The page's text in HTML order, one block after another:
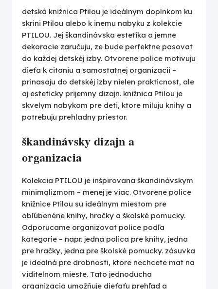
detská knižnica Ptilou je ideálnym doplnkom ku
skrini Ptilou alebo k inemu nabyku z kolekcie
PTILOU. Jej škandinávska estetika a jemne
dekoracie zaručuju, ze bude perfektne pasovat
do každej detskéj izby. Otvorene police motivuju
dieťa k citaniu a samostatnej organizacii –
prinasaju do detskéj izby nielen prakticnost, ale
aj esteticky prijemny dizajn. knižnica Ptilou je
skvelym nabykom pre deti, ktore miluju knihy a
potrebuju prehladny priestor.
škandinávsky dizajn a
organizacia
Kolekcia PTILOU je inšpirovana škandinávskym
minimalizmom – menej je viac. Otvorene police
knižnice Ptilou su ideálnym miestom pre
obľúbenéne knihy, hračky a školské pomucky.
Odporucame organizovat police podľa
kategorie – napr. jedna polica pre knihy, jedna
pre hračky, jedna pre školské pomucky. zásuvka
je idealná pre drobnosti, ktore nechcete mat na
viditelnom mieste. Tato jednoducha
organizacia umožňuje dieťaťu prehľad a